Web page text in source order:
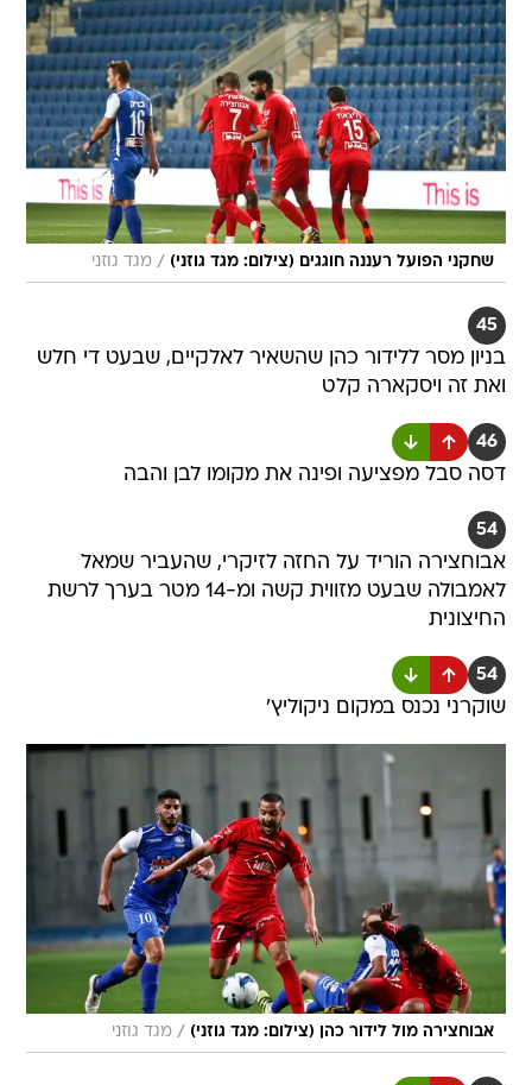
שחקני הפועל רעננה חוגגים (צילום: מגד גוזני) / מגד גוזני
45
בניון מסר ללידור כהן שהשאיר לאלקיים, שבעט די חלש
ואת זה ויסקארה קלט
46
דסה סבל מפציעה ופינה את מקומו לבן והבה
54
אבוחצירה הוריד על החזה לזיקרי, שהעביר שמאל
לאמבולה שבעט מזווית קשה ומ-14 מטר בערך לרשת
החיצונית
54
שוקרני נכנס במקום ניקוליץ'
אבוחצירה מול לידור כהן (צילום: מגד גוזני) / מגד גוזני